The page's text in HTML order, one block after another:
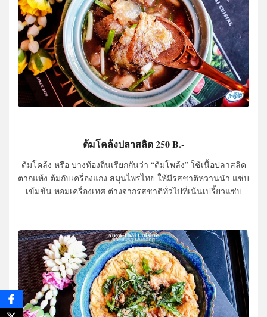
ต้มโคล้งปลาสลิด 250 B.-
ต้มโคล้ง หรือ บางท้องถิ่นเรียกกันว่า “ต้มโพล้ง” ใช้เนื้อปลาสลิด
ตากแห้ง ต้มกับเครื่องแกง สมุนไพรไทย ให้มีรสชาติหวานนำ แซ่บ
เข้มข้น หอมเครื่องเทศ ต่างจากรสชาติทั่วไปที่เน้นเปรี้ยวแซ่บ